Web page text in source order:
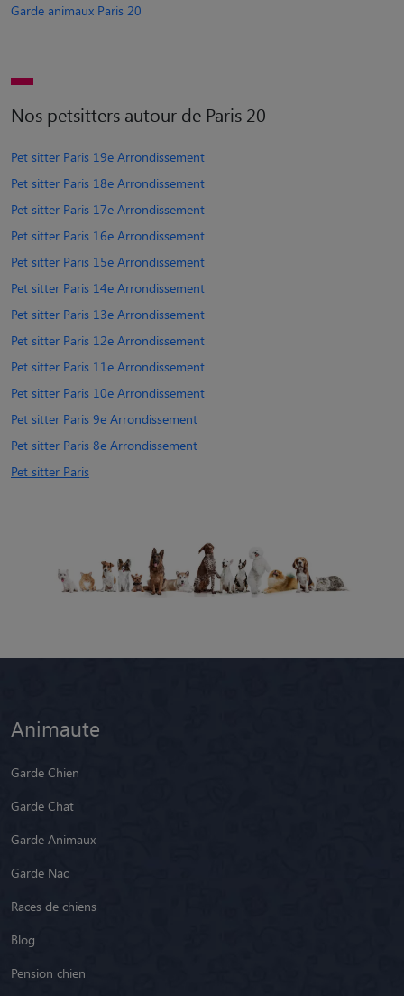
Garde animaux Paris 20
Nos petsitters autour de Paris 20
Pet sitter Paris 19e Arrondissement
Pet sitter Paris 18e Arrondissement
Pet sitter Paris 17e Arrondissement
Pet sitter Paris 16e Arrondissement
Pet sitter Paris 15e Arrondissement
Pet sitter Paris 14e Arrondissement
Pet sitter Paris 13e Arrondissement
Pet sitter Paris 12e Arrondissement
Pet sitter Paris 11e Arrondissement
Pet sitter Paris 10e Arrondissement
Pet sitter Paris 9e Arrondissement
Pet sitter Paris 8e Arrondissement
Pet sitter Paris
Animaute
Garde Chien
Garde Chat
Garde Animaux
Garde Nac
Races de chiens
Blog
Pension chien